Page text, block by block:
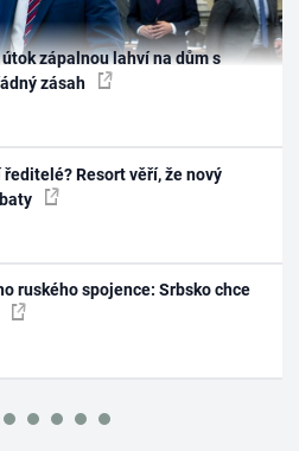
zápalnou lahví na dům s
zásah
Resort věří, že nový
ruského spojence: Srbsko chce